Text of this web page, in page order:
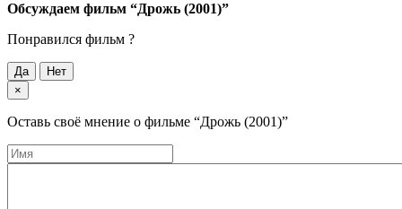
Обсуждаем фильм “Дрожь (2001)”
Понравился фильм ?
Да
Нет
×
Оставь своё мнение о фильме “Дрожь (2001)”